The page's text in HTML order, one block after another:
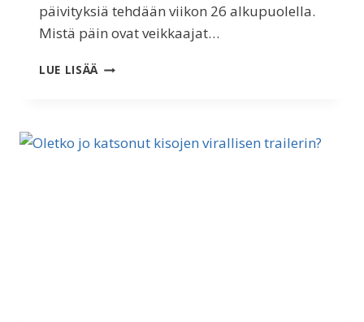
päivityksiä tehdään viikon 26 alkupuolella.
Mistä päin ovat veikkaajat…
LUE LISÄÄ HYVÄÄ
TI